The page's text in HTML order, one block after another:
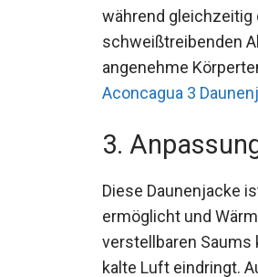
während gleichzeitig
schweißtreibenden
angenehme
Aconcagua 3
3.
Diese Daunenjacke
ermöglicht und
verstellbaren Saums
kalte Luft eindringt.